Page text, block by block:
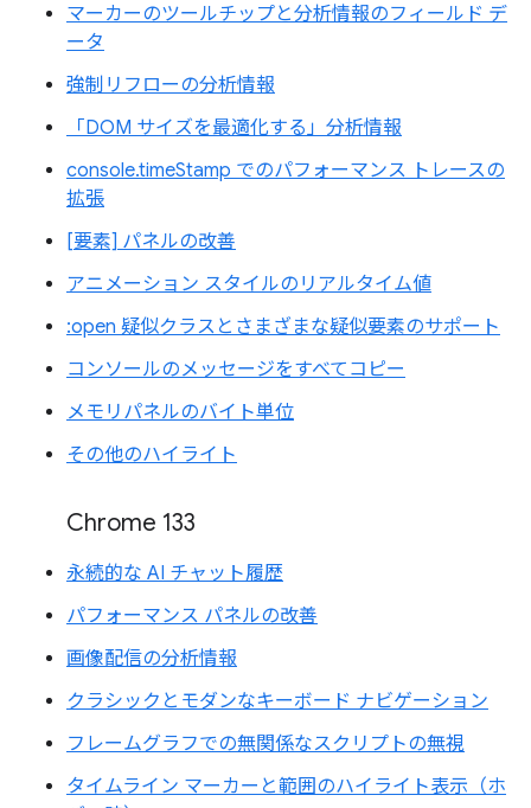
マーカーのツールチップと分析情報のフィールド デ
ータ
強制リフローの分析情報
「DOM サイズを最適化する」分析情報
console.timeStamp でのパフォーマンス トレースの
拡張
[要素] パネルの改善
アニメーション スタイルのリアルタイム値
:open 疑似クラスとさまざまな疑似要素のサポート
コンソールのメッセージをすべてコピー
メモリパネルのバイト単位
その他のハイライト
Chrome 133
永続的な AI チャット履歴
パフォーマンス パネルの改善
画像配信の分析情報
クラシックとモダンなキーボード ナビゲーション
フレームグラフでの無関係なスクリプトの無視
タイムライン マーカーと範囲のハイライト表示（ホ